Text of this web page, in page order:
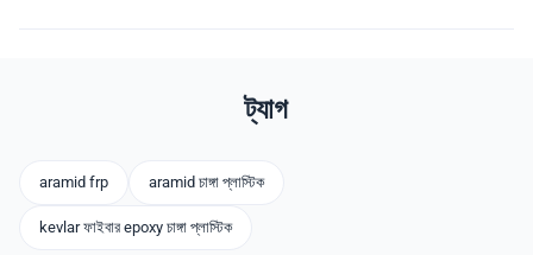
ট্যাগ
aramid frp aramid চাঙ্গা প্লাস্টিক
kevlar ফাইবার epoxy চাঙ্গা প্লাস্টিক